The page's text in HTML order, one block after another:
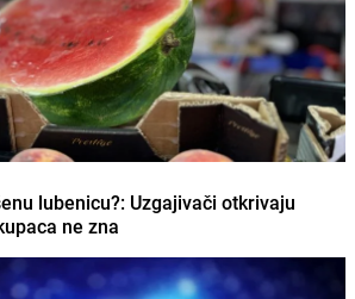
lubenicu?: Uzgajivači otkrivaju
ne zna